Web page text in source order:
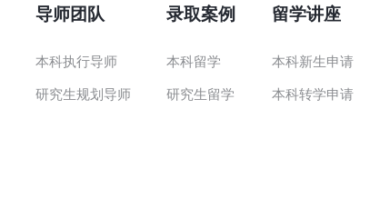
导师团队
本科执行导师
研究生规划导师
录取案例
本科留学
研究生留学
留学讲座
本科新生申请
本科转学申请